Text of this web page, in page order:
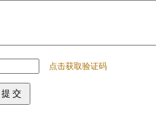
点击获取验证码